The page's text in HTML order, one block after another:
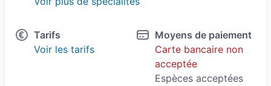
Développement personnel Énergétique
Gestion de la douleur
Tarifs
Voir les tarifs
Moyens de paiement
Carte bancaire non
acceptée
Espèces acceptées